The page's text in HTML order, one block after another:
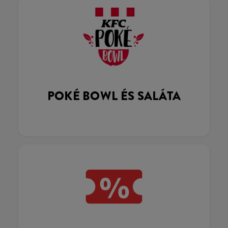
POKÉ BOWL ÉS SALÁTA